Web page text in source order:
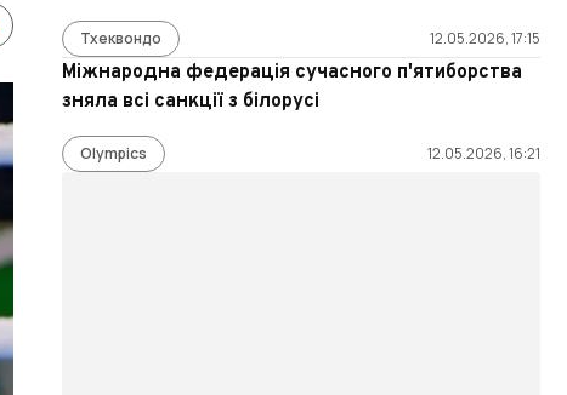
Тхеквондо 12.05.2026, 17:15
Міжнародна федерація сучасного п'ятиборства
зняла всі санкції з білорусі
Olympics 12.05.2026, 16:21